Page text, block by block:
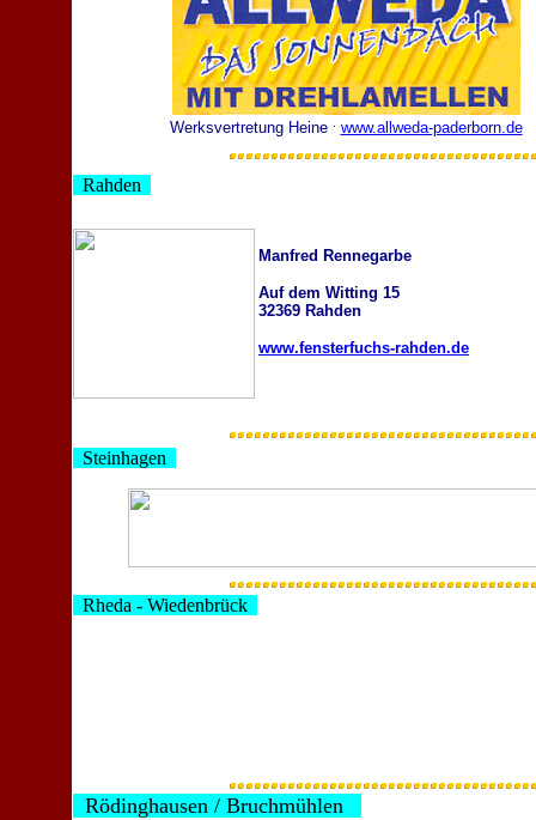
Werksvertretung Heine www.allweda-paderborn.de
Rahden
Manfred Rennegarbe
Auf dem Witting 15
32369 Rahden
www.fensterfuchs-rahden.de
Steinhagen
Rheda - Wiedenbrück
Rödinghausen / Bruchmühlen